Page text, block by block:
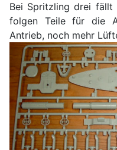
Bei Spritzling drei fällt
folgen Teile für die
Antrieb, noch mehr